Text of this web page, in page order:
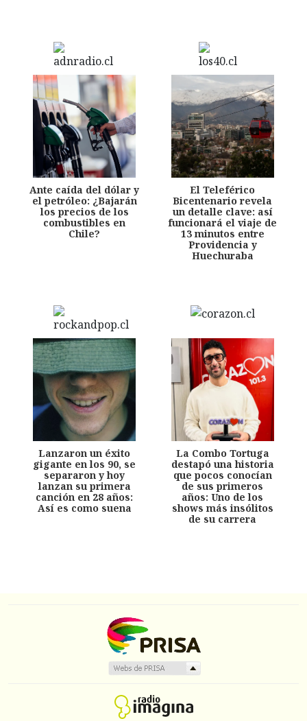
Ante caída del dólar y
el petróleo: ¿Bajarán
los precios de los
combustibles en
Chile?
El Teleférico
Bicentenario revela
un detalle clave: así
funcionará el viaje de
13 minutos entre
Providencia y
Huechuraba
Lanzaron un éxito
gigante en los 90, se
separaron y hoy
lanzan su primera
canción en 28 años:
Así es como suena
La Combo Tortuga
destapó una historia
que pocos conocían
de sus primeros
años: Uno de los
shows más insólitos
de su carrera